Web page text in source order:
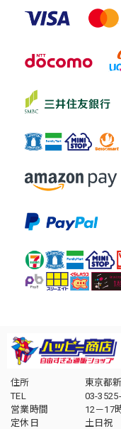
住所
東京都
TEL
03-
営業時間
12－17
定休日
土日祝